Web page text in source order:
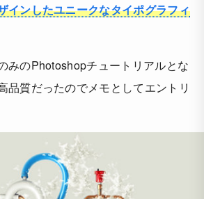
インしたユニークなタイポグラフィ
みのPhotoshopチュートリアルとな
品質だったのでメモとしてエントリ